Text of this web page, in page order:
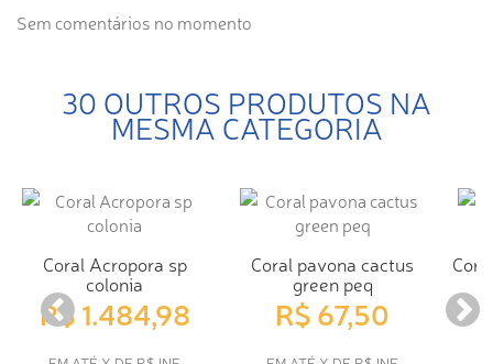
Sem comentários no momento
30 OUTROS PRODUTOS NA
MESMA CATEGORIA
Coral Acropora sp
colonia
R$ 1.484,98
Coral pavona cactus
green peq
R$ 67,50